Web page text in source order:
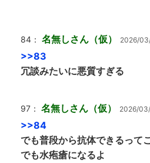
84： 名無しさん（仮） 2026/
>>83
冗談みたいに悪質すぎる
97： 名無しさん（仮） 2026/
>>84
でも普段から抗体できるって
でも水疱瘡になるよ